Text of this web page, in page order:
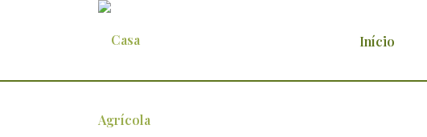
Início
Açorda alentejana